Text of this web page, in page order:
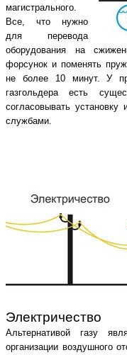
магистрального.
Все, что нужно
для перевода
оборудования на
форсунок и поменять
не более 10 минут. У
газгольдера есть
согласовывать
службами.
Электричество
Альтернативой газу
организации воздушного